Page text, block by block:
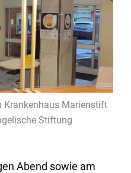
Krankenhaus Marienstift
Stiftung
Abend sowie am